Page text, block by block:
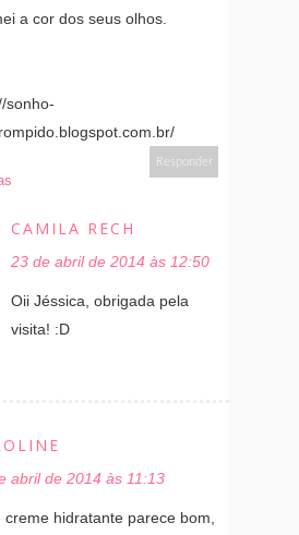
a cor dos seus olhos.
sonho-
Responder
CAMILA RECH
23 de abril de 2014 às 12:50
Oii Jéssica, obrigada pela
visita! :D
abril de 2014 às 11:13
creme hidratante parece bom,